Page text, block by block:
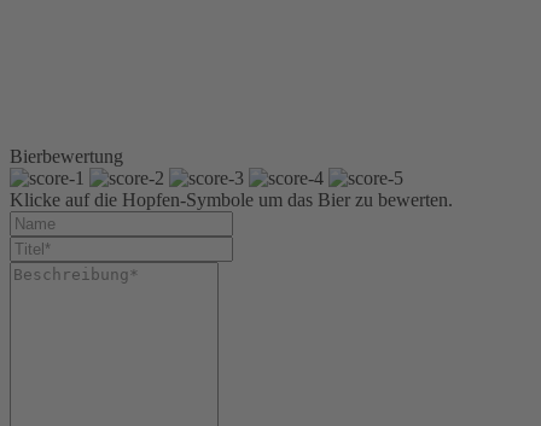
Bierbewertung
Klicke auf die Hopfen-Symbole um das Bier zu bewerten.